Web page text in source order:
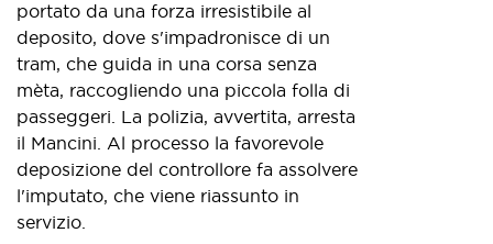
portato da una forza irresistibile al
deposito, dove s'impadronisce di un
tram, che guida in una corsa senza
mèta, raccogliendo una piccola folla di
passeggeri. La polizia, avvertita, arresta
il Mancini. Al processo la favorevole
deposizione del controllore fa assolvere
l'imputato, che viene riassunto in
servizio.